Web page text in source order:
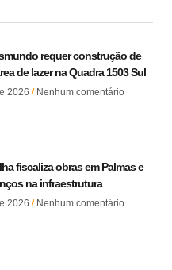
requer construção de
de lazer na Quadra 1503 Sul
2026 Nenhum comentário
fiscaliza obras em Palmas e
na infraestrutura
2026 Nenhum comentário